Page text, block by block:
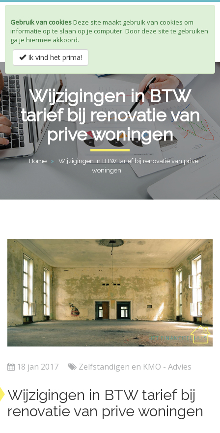
Toggle
Wijzigingen in BTW
tarief bij renovatie van
prive woningen
Home » Wijzigingen in BTW tarief bij renovatie van prive
woningen
18 jan 2017 Zelfstandigen en KMO - Advies
Wijzigingen in BTW tarief bij
renovatie van prive woningen
Gebruik van cookiesDeze site maakt gebruik van cookies om
informatie op te slaan op je computer. Door deze site te gebruiken
ga je hiermee akkoord.
Ik vind het prima!